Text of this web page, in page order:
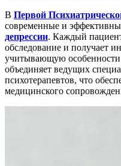
В Первой
современные и
депрессии. Каждый
обследование и получает
учитывающую
объединяет ведущих
психотерапевтов, что
медицинского